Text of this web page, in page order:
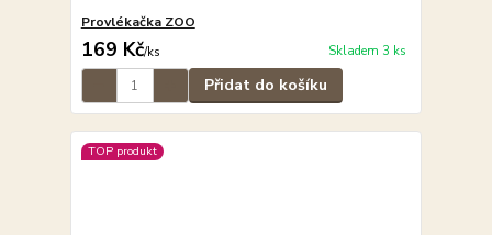
Provlékačka ZOO
169 Kč/ks Skladem 3 ks
Přidat do košíku
TOP produkt